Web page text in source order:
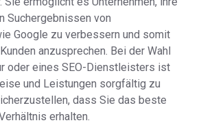
Suchergebnissen von
Google zu verbessern und somit
anzusprechen. Bei der Wahl
oder eines SEO-Dienstleisters ist
und Leistungen sorgfältig zu
dass Sie das beste
erhalten.